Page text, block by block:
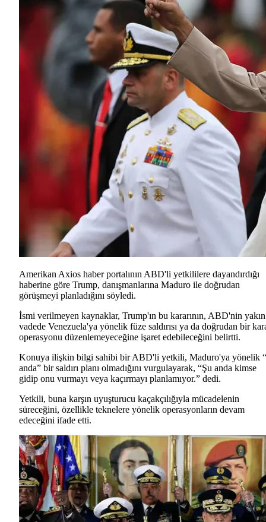
Amerikan Axios haber portalının ABD'li yetkililere dayandırdığı
haberine göre Trump, danışmanlarına Maduro ile doğrudan
görüşmeyi planladığını söyledi.
İsmi verilmeyen kaynaklar, Trump'ın bu kararının, ABD'nin yakın
vadede Venezuela'ya yönelik füze saldırısı ya da doğrudan bir
operasyonu düzenlemeyeceğine işaret edebileceğini belirtti.
Konuya ilişkin bilgi sahibi bir ABD'li yetkili, Maduro'ya yönelik
anda” bir saldırı planı olmadığını vurgulayarak, “Şu anda kimse
gidip onu vurmayı veya kaçırmayı planlamıyor.” dedi.
Yetkili, buna karşın uyuşturucu kaçakçılığıyla mücadelenin
süreceğini, özellikle teknelere yönelik operasyonların devam
edeceğini ifade etti.